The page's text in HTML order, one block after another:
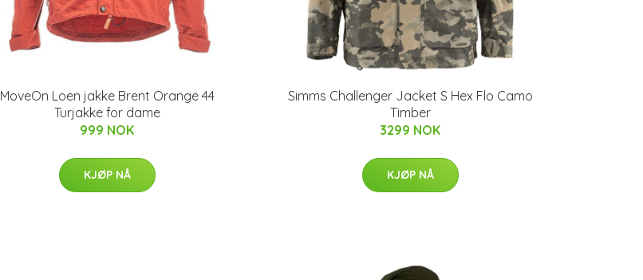
MoveOn Loen jakke Brent Orange 44
Turjakke for dame
999 NOK
KJØP NÅ
Simms Challenger Jacket S Hex Flo Camo
Timber
3299 NOK
KJØP NÅ